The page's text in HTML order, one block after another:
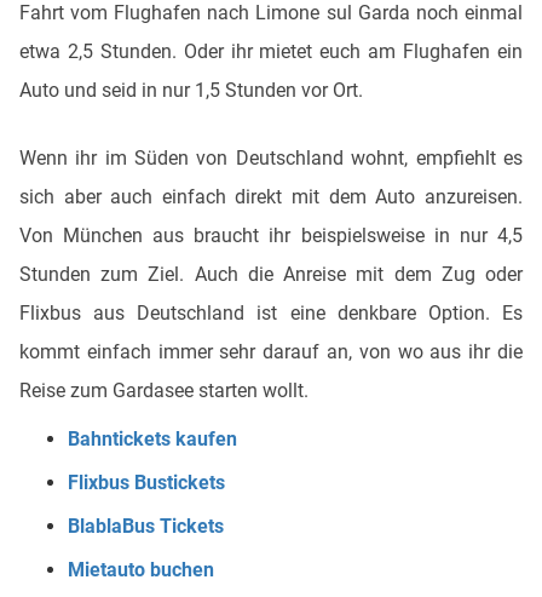
Fahrt vom Flughafen nach Limone sul Garda noch einmal
etwa 2,5 Stunden. Oder ihr mietet euch am Flughafen ein
Auto und seid in nur 1,5 Stunden vor Ort.
Wenn ihr im Süden von Deutschland wohnt, empfiehlt es
sich aber auch einfach direkt mit dem Auto anzureisen.
Von München aus braucht ihr beispielsweise in nur 4,5
Stunden zum Ziel. Auch die Anreise mit dem Zug oder
Flixbus aus Deutschland ist eine denkbare Option. Es
kommt einfach immer sehr darauf an, von wo aus ihr die
Reise zum Gardasee starten wollt.
Bahntickets kaufen
Flixbus Bustickets
BlablaBus Tickets
Mietauto buchen